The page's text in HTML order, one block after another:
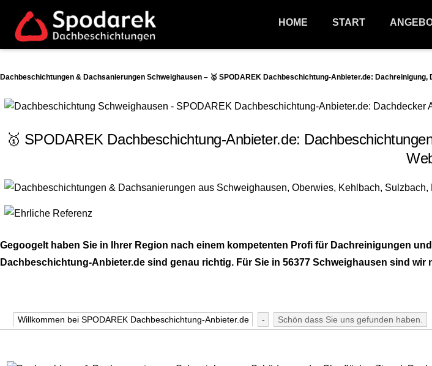
HOME START
Dachbeschichtungen & Dachsanierungen Schweighausen – 🥇 SPODAREK Dachbeschichtung-Anbieter.de:
🥇 SPODAREK Dachbeschichtung-Anbieter.de:
Gegoogelt haben Sie in Ihrer Region nach einem kompetenten Profi für Dachreinigungen
Dachbeschichtung-Anbieter.de sind genau richtig. Für Sie in 56377 Schweighausen sind wir
Willkommen bei SPODAREK Dachbeschichtung-Anbieter.de - Schön dass Sie uns gefunden haben.